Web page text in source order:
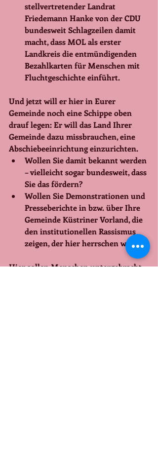
stellvertretender Landrat
Friedemann Hanke von der CDU
bundesweit Schlagzeilen damit
macht, dass MOL als erster
Landkreis die entmündigenden
Bezahlkarten für Menschen mit
Fluchtgeschichte einführt.
Und jetzt will er hier in Eurer
Gemeinde noch eine Schippe oben
drauf legen: Er will das Land Ihrer
Gemeinde dazu missbrauchen, eine
Abschiebeeinrichtung einzurichten.
Wollen Sie damit bekannt werden
– vielleicht sogar bundesweit, dass
Sie das fördern?
Wollen Sie Demonstrationen und
Presseberichte in bzw. über Ihre
Gemeinde Küstriner Vorland, die
den institutionellen Rassismus
zeigen, der hier herrschen wird?
Hier sollen Menschen untergebracht